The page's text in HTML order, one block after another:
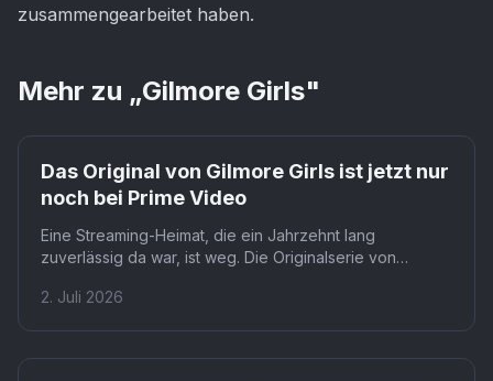
zusammengearbeitet haben.
Mehr zu „Gilmore Girls"
Das Original von Gilmore Girls ist jetzt nur
noch bei Prime Video
Eine Streaming-Heimat, die ein Jahrzehnt lang
zuverlässig da war, ist weg. Die Originalserie von
exklusiv bei Prime Video abrufbar. Das Revival bleibt,
2. Juli 2026